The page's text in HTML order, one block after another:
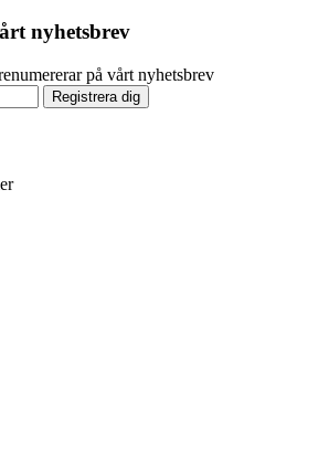
nyhetsbrev
på vårt nyhetsbrev
Registrera dig